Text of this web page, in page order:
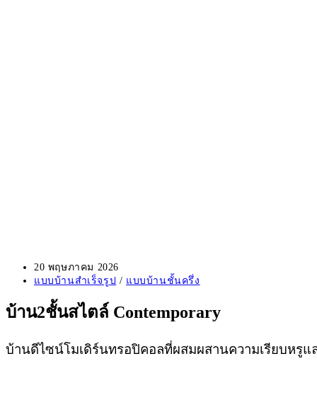
Post
published:
20 พฤษภาคม 2026
Post
แบบบ้านสำเร็จรูป / แบบบ้านชั้นครึ่ง
บ้าน2ชั้นสไตล์ Contemporary
บ้านดีไซน์โมเดิร์นทรอปิคอลที่ผสมผสานความเรียบหรู